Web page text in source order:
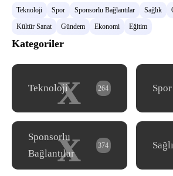
Teknoloji Spor Sponsorlu Bağlantılar Sağlık
Kültür Sanat
Gündem Ekonomi Eğitim
Kategoriler
x
Teknoloji 264 Spor
x
Sponsorlu
Bağlantılar
374